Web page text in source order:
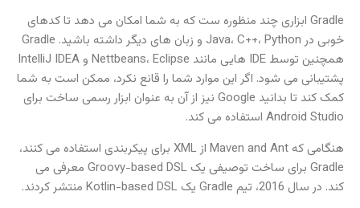
Gradle ابزاری چند منظوره ست که به شما امکان می دهد تا کدهای
خوبی در Java، C++، Python و زبان های دیگر داشته باشید. Gradle
همچنین توسط IDE هایی مانند Nettbeans، Eclipse و IntelliJ IDEA
پشتیبانی می شود. اگر این موارد شما را قانع نکرد، ممکن است به شما
کمک کند تا بدانید Google نیز از آن به عنوان ابزار رسمی ساخت برای
Android Studio استفاده می کند.
هنگامی که Maven and Ant از XML برای پیکربندی استفاده می کنند،
Gradle برای ساخت توصیفی یک Groovy-based DSL معرفی می
کند. در سال 2016، تیم Gradle یک Kotlin-based DSL منتشر کردند.